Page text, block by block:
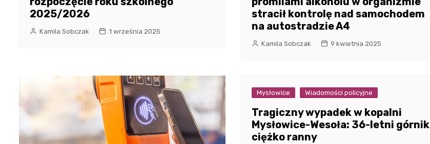
2025/2026
Kamila Sobczak 1 września 2025
stracił kontrolę nad samochodem
na autostradzie A4
Kamila Sobczak 9 kwietnia 2025
Mysłowice Wiadomości policyjne
Tragiczny wypadek w kopalni
Mysłowice-Wesoła: 36-letni górnik
ciężko ranny